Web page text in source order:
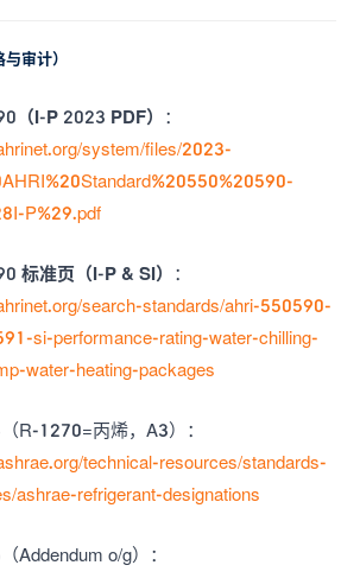
审计）
（I-P 2023 PDF）
：
system/files/2023-
P%29.pdf
标准页（I-P & SI）
：
search-standards/ahri-550590-
si-performance-rating-water-chilling-
water-heating-packages
（R-1270=丙烯，A3）：
technical-resources/standards-
ashrae-refrigerant-designations
（Addendum o/g）：